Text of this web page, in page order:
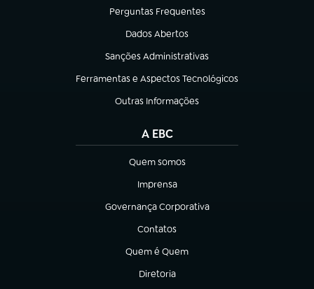
Perguntas Frequentes
(abre em nova aba)
Dados Abertos
(abre em nova aba)
Sanções Administrativas
(abre em nova aba)
Ferramentas e Aspectos Tecnológicos
(abre em nova aba)
Outras Informações
(abre em nova aba)
A EBC
Quem somos
(abre em nova aba)
Imprensa
(abre em nova aba)
Governança Corporativa
(abre em nova aba)
Contatos
(abre em nova aba)
Quem é Quem
(abre em nova aba)
Diretoria
(abre em nova aba)